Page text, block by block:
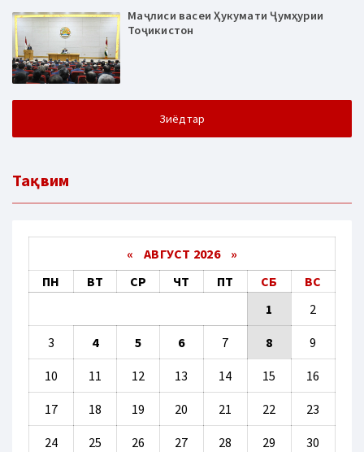
Маҷлиси васеи Ҳукумати Ҷумҳурии
Тоҷикистон
Зиёдтар
Тақвим
« АВГУСТ 2026 »
ПН
ВТ СР ЧТ ПТ СБ
ВС
1
2
3 4 5 6 7 8 9
10 11 12 13 14 15 16
17 18 19 20 21 22 23
24 25 26 27 28 29 30